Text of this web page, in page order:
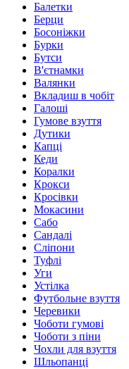
Балетки
Берци
Босоніжки
Бурки
Бутси
В'єтнамки
Валянки
Вкладиш в чобіт
Галоші
Гумове взуття
Дутики
Капці
Кеди
Коралки
Крокси
Кросівки
Мокасини
Сабо
Сандалі
Сліпони
Туфлі
Уги
Устілка
Футбольне взуття
Черевики
Чоботи гумові
Чоботи з піни
Чохли для взуття
Шльопанці